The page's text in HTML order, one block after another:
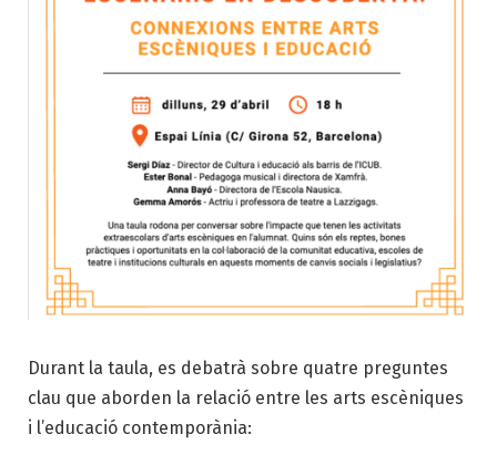
Durant la taula, es debatrà sobre quatre preguntes
clau que aborden la relació entre les arts escèniques
i l’educació contemporània: